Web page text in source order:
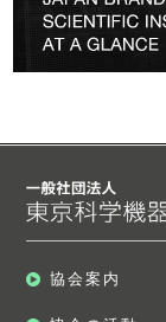
協会案内